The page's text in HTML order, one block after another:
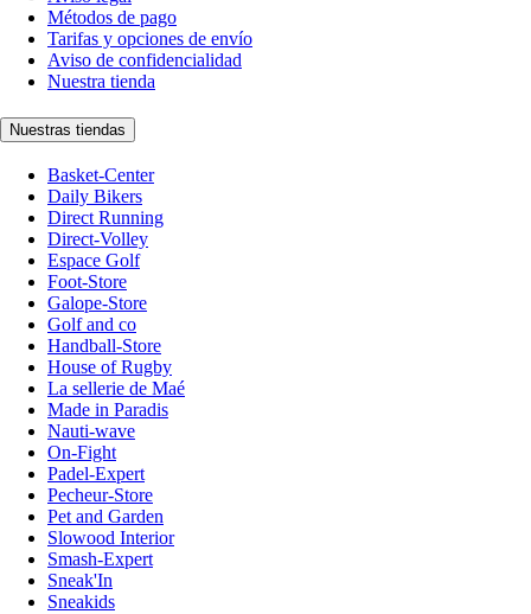
Métodos de pago
Tarifas y opciones de envío
Aviso de confidencialidad
Nuestra tienda
Nuestras tiendas
Basket-Center
Daily Bikers
Direct Running
Direct-Volley
Espace Golf
Foot-Store
Galope-Store
Golf and co
Handball-Store
House of Rugby
La sellerie de Maé
Made in Paradis
Nauti-wave
On-Fight
Padel-Expert
Pecheur-Store
Pet and Garden
Slowood Interior
Smash-Expert
Sneak'In
Sneakids